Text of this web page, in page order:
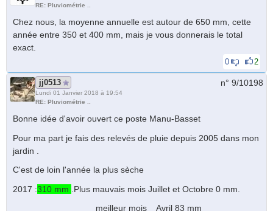
RE: Pluviométrie ..
Chez nous, la moyenne annuelle est autour de 650 mm, cette
année entre 350 et 400 mm, mais je vous donnerais le total
exact.
0 2
jj0513
Lundi 01 Janvier 2018 à 19:54
RE: Pluviométrie ..
n° 9/10198
Bonne idée d'avoir ouvert ce poste Manu-Basset
Pour ma part je fais des relevés de pluie depuis 2005 dans mon
jardin .
C'est de loin l'année la plus sèche
2017 :310 mm
.Plus mauvais mois Juillet et Octobre 0 mm.
meilleur mois Avril 83 mm